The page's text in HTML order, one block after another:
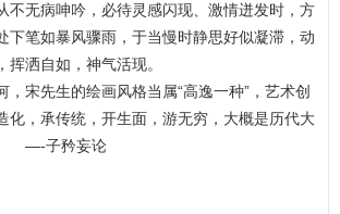
无病呻吟，必待灵感闪现、激情迸发时，方
下笔如暴风骤雨，于当慢时静思好似凝滞，动
洒自如，神气活现。
宋先生的绘画风格当属“高逸一种”，艺术创
化，承传统，开生面，游无穷，大概是历代大
—-子矜妄论